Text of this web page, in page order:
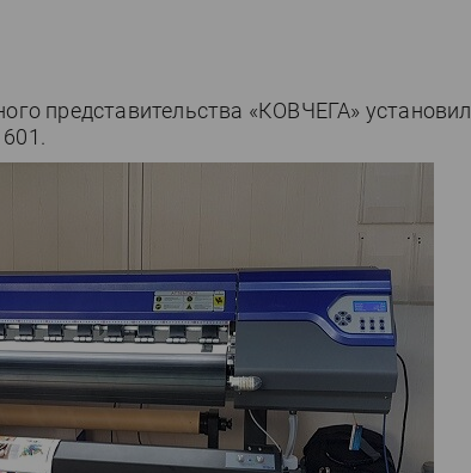
представительства «КОВЧЕГА» установил